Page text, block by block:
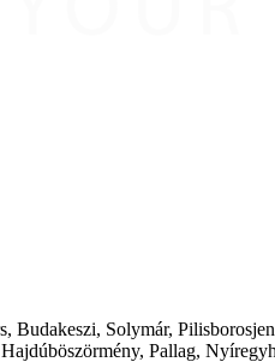
Solymár,
Pallag,